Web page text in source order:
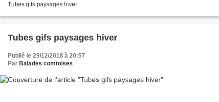
Tubes gifs paysages hiver
Tubes gifs paysages hiver
Publié le 29/12/2018 à 20:57
Par Balades comtoises